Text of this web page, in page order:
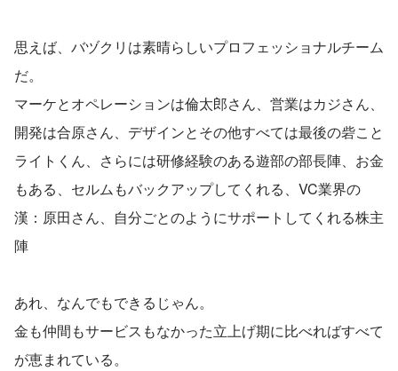
思えば、バヅクリは素晴らしいプロフェッショナルチーム
だ。
マーケとオペレーションは倫太郎さん、営業はカジさん、
開発は合原さん、デザインとその他すべては最後の砦こと
ライトくん、さらには研修経験のある遊部の部長陣、お金
もある、セルムもバックアップしてくれる、VC業界の
漢：原田さん、自分ごとのようにサポートしてくれる株主
陣
あれ、なんでもできるじゃん。
金も仲間もサービスもなかった立上げ期に比べればすべて
が恵まれている。